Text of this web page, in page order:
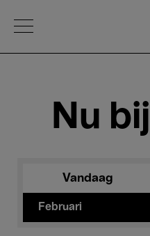
Open Menu
Nu
Vandaag
Februari